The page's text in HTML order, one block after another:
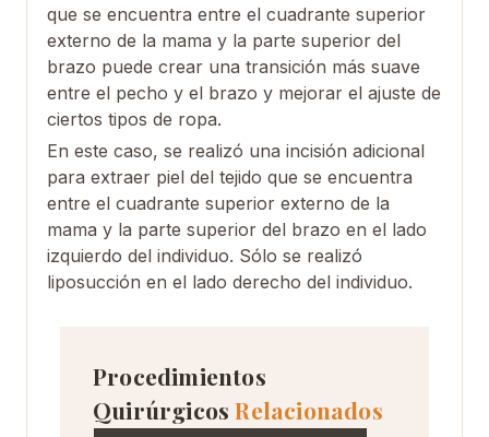
que se encuentra entre el cuadrante superior
externo de la mama y la parte superior del
brazo puede crear una transición más suave
entre el pecho y el brazo y mejorar el ajuste de
ciertos tipos de ropa.
En este caso, se realizó una incisión adicional
para extraer piel del tejido que se encuentra
entre el cuadrante superior externo de la
mama y la parte superior del brazo en el lado
izquierdo del individuo. Sólo se realizó
liposucción en el lado derecho del individuo.
Procedimientos
Quirúrgicos Relacionados